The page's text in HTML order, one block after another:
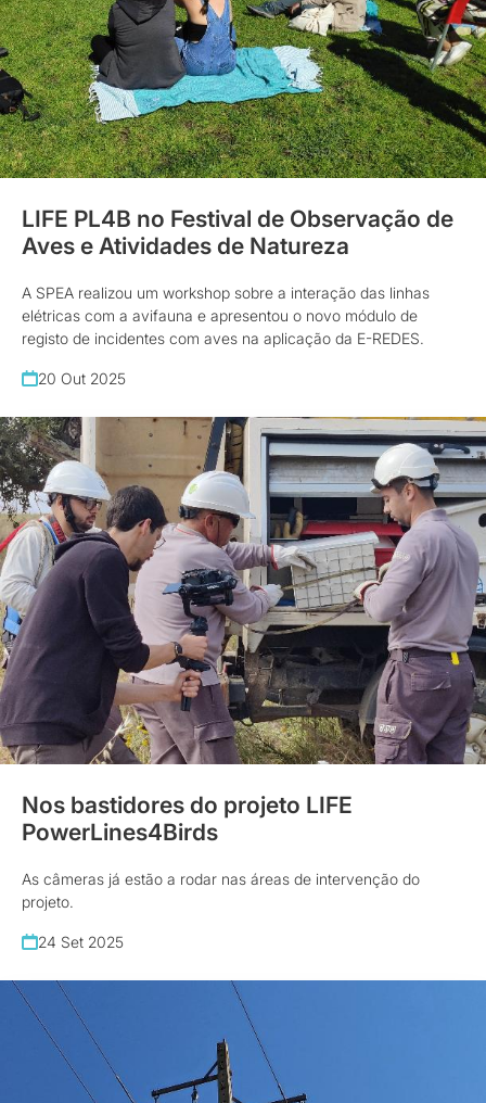
LIFE PL4B no Festival de Observação de
Aves e Atividades de Natureza
A SPEA realizou um workshop sobre a interação das linhas
elétricas com a avifauna e apresentou o novo módulo de
registo de incidentes com aves na aplicação da E-REDES.
20 Out 2025
Nos bastidores do projeto LIFE
PowerLines4Birds
As câmeras já estão a rodar nas áreas de intervenção do
projeto.
24 Set 2025